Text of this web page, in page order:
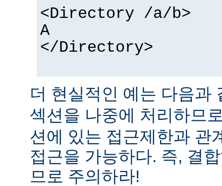
<Directory /a/b>
A
</Directory>
더 현실적인 예는 다음과
섹션을 나중에 처리하므
션에 있는 접근제한과 관
접근을 가능하다. 즉, 결
므로 주의하라!